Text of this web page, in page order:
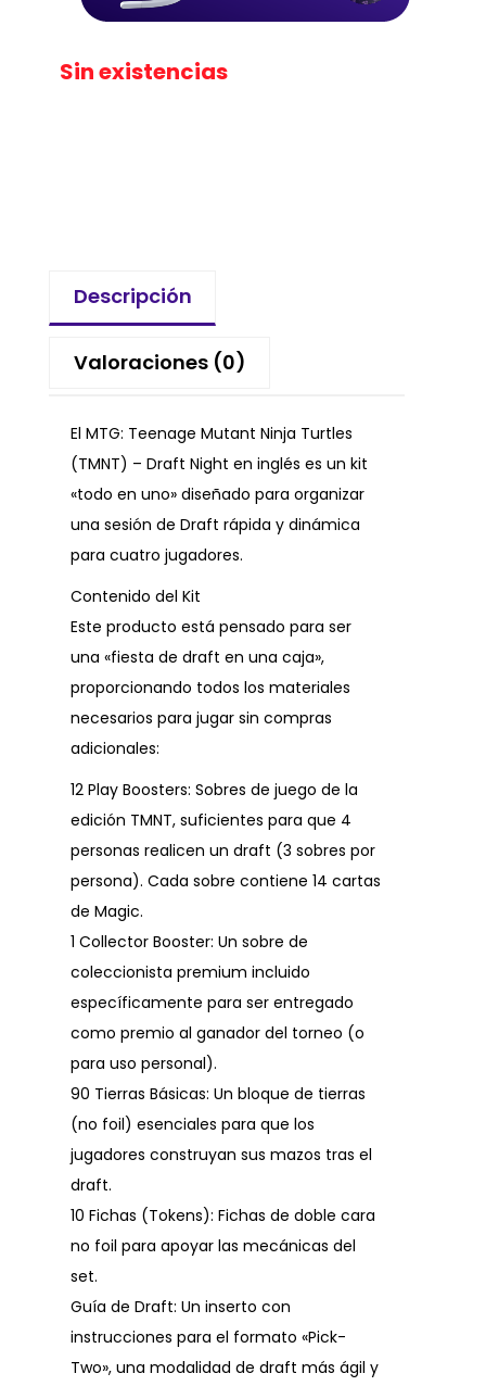
Sin existencias
Descripción
Valoraciones (0)
El MTG: Teenage Mutant Ninja Turtles
(TMNT) – Draft Night en inglés es un kit
«todo en uno» diseñado para organizar
una sesión de Draft rápida y dinámica
para cuatro jugadores.
Contenido del Kit
Este producto está pensado para ser
una «fiesta de draft en una caja»,
proporcionando todos los materiales
necesarios para jugar sin compras
adicionales:
12 Play Boosters: Sobres de juego de la
edición TMNT, suficientes para que 4
personas realicen un draft (3 sobres por
persona). Cada sobre contiene 14 cartas
de Magic.
1 Collector Booster: Un sobre de
coleccionista premium incluido
específicamente para ser entregado
como premio al ganador del torneo (o
para uso personal).
90 Tierras Básicas: Un bloque de tierras
(no foil) esenciales para que los
jugadores construyan sus mazos tras el
draft.
10 Fichas (Tokens): Fichas de doble cara
no foil para apoyar las mecánicas del
set.
Guía de Draft: Un inserto con
instrucciones para el formato «Pick-
Two», una modalidad de draft más ágil y